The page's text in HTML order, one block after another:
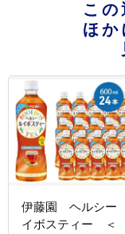
こ
ほか
伊藤園 ヘルシ
イボスティー ＜